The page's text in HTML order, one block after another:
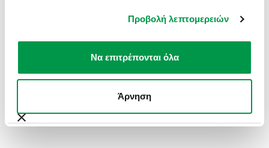
Προβολή λεπτομερειών
Να επιτρέπονται όλα
Άρνηση